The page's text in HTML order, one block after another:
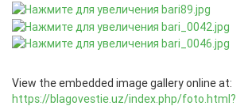
View the embedded image gallery online at:
https://blagovestie.uz/index.php/foto.html?